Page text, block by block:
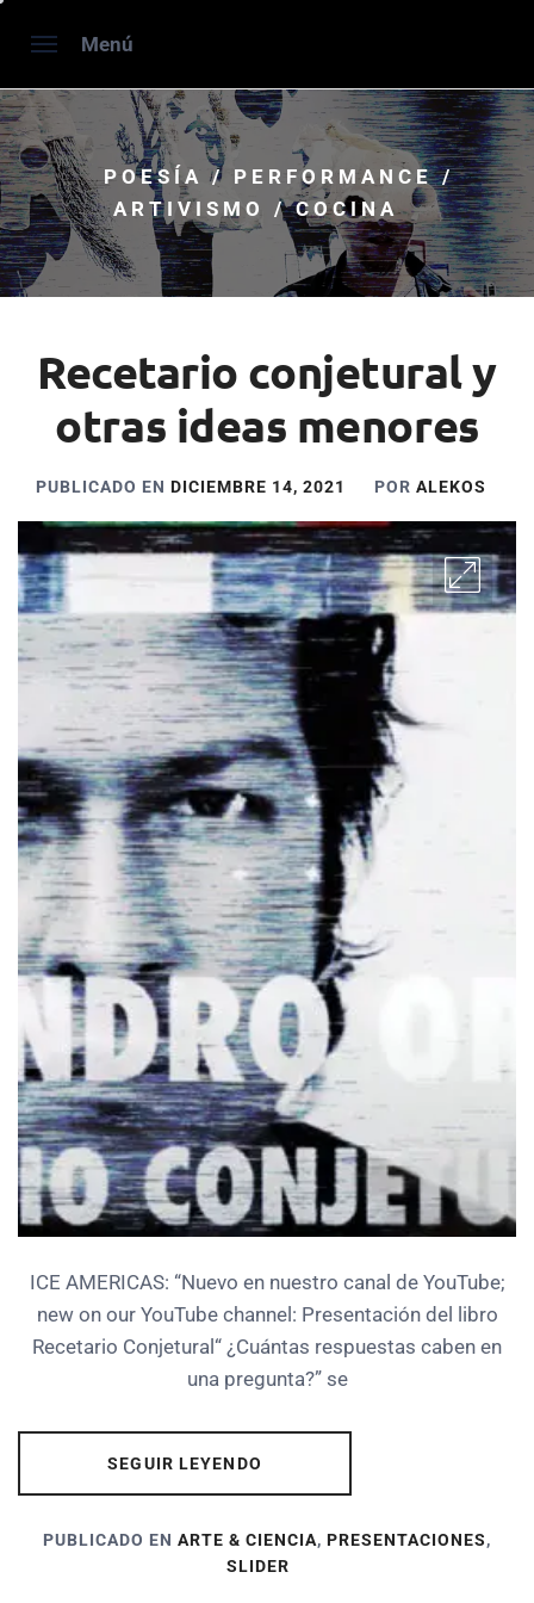
Menú
POESÍA / PERFORMANCE /
ARTIVISMO / COCINA
Recetario conjetural y
otras ideas menores
PUBLICADO EN DICIEMBRE 14, 2021 POR ALEKOS
ICE AMERICAS: “Nuevo en nuestro canal de YouTube;
new on our YouTube channel: Presentación del libro
Recetario Conjetural“ ¿Cuántas respuestas caben en
una pregunta?” se
SEGUIR LEYENDO
PUBLICADO EN ARTE & CIENCIA, PRESENTACIONES,
SLIDER